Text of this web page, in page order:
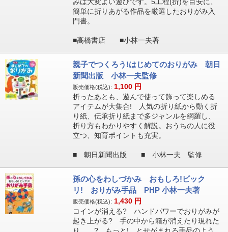
簡単に折りあがる作品を厳選したおりがみ入
門書。
■高橋書店 ■小林一夫著
親子でつくろう!はじめてのおりがみ 朝日
新聞出版 小林一夫監修
販売価格(税込): 1,100 円
折ったあとも、遊んで使って飾って楽しめる
アイテムが大集合! 人気の折り紙から動く折
り紙、伝承折り紙まで多ジャンルを網羅し、
折り方もわかりやすく解説。おうちの人に役
立つ、知育ポイントも充実。
■ 朝日新聞出版 ■ 小林一夫 監修
孫の心をわしづかみ おもしろ!ビック
リ! おりがみ手品 PHP 小林一夫著
販売価格(税込): 1,430 円
コインが消える? ハンドパワーでおりがみが
起き上がる? 手の中から箱が消えたり現れた